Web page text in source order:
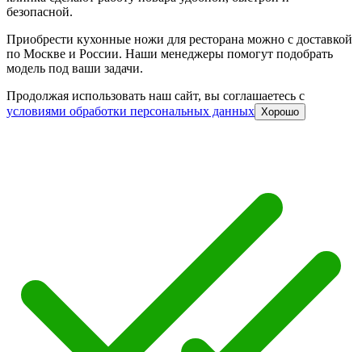
безопасной.
Приобрести кухонные ножи для ресторана можно с доставкой
по Москве и России. Наши менеджеры помогут подобрать
модель под ваши задачи.
Продолжая использовать наш сайт, вы соглашаетесь c
условиями обработки персональных данных Хорошо